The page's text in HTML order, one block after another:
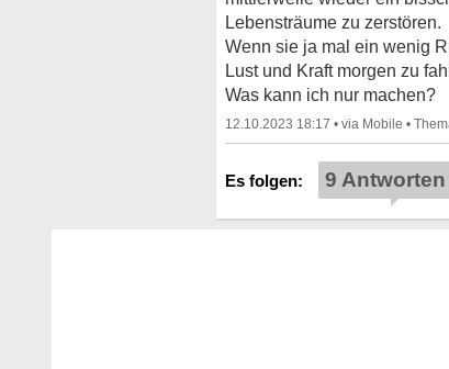
Lebensträume zu zerstören.
Wenn sie ja mal ein wenig
Lust und Kraft morgen zu
Was kann ich nur machen?
12.10.2023 18:17 • •
9 Antworten